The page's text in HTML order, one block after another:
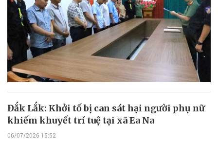
Đắk Lắk: Khởi tố bị can sát hại người phụ nữ
khiếm khuyết trí tuệ tại xã Ea Na
06/07/2026 15:52